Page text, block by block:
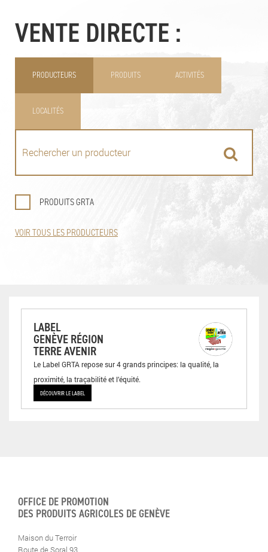
VENTE DIRECTE :
PRODUCTEURS PRODUITS ACTIVITÉS
LOCALITÉS
PRODUITS GRTA
VOIR TOUS LES PRODUCTEURS
LABEL
GENÈVE RÉGION
TERRE AVENIR
Le Label GRTA repose sur 4 grands principes: la qualité, la
proximité, la traçabilité et l’équité.
DÉCOUVRIR LE LABEL
OFFICE DE PROMOTION
DES PRODUITS AGRICOLES DE GENÈVE
Maison du Terroir
Route de Soral 93